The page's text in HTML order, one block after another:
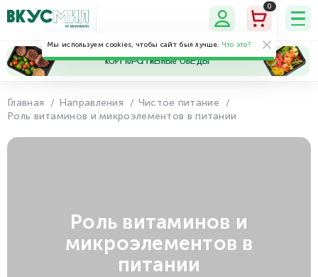
Мои
Мои
Программа Настройки
0
кОрПоРаТиВнЫе ОбЕдЫ
Главная Направления
Чистое питание
Роль витаминов и микроэлементов в питании
Роль витаминов и
микроэлементов в
питании
Мы используем cookies, чтобы сайт был лучше. Что это?